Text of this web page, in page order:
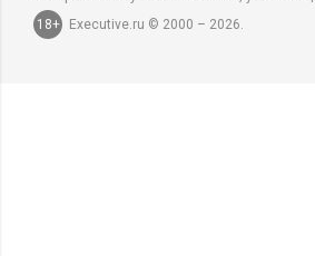
18+
Executive.ru © 2000 – 2026.